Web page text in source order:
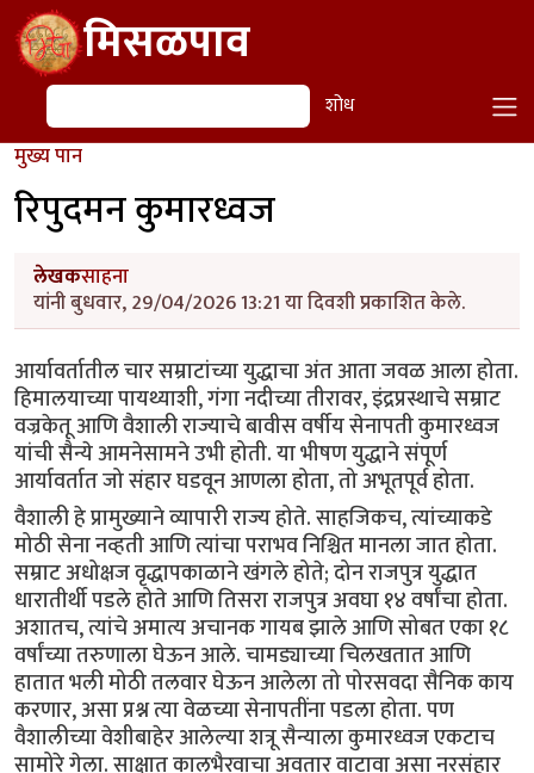
Skip to main contentमिसळपाव
शोध शोध
मुख्य पान
रिपुदमन कुमारध्वज
लेखकसाहना
यांनी बुधवार, 29/04/2026 13:21 या दिवशी प्रकाशित केले.
आर्यावर्तातील चार सम्राटांच्या युद्धाचा अंत आता जवळ आला होता.
हिमालयाच्या पायथ्याशी, गंगा नदीच्या तीरावर, इंद्रप्रस्थाचे सम्राट
वज्रकेतू आणि वैशाली राज्याचे बावीस वर्षीय सेनापती कुमारध्वज
यांची सैन्ये आमनेसामने उभी होती. या भीषण युद्धाने संपूर्ण
आर्यावर्तात जो संहार घडवून आणला होता, तो अभूतपूर्व होता.
वैशाली हे प्रामुख्याने व्यापारी राज्य होते. साहजिकच, त्यांच्याकडे
मोठी सेना नव्हती आणि त्यांचा पराभव निश्चित मानला जात होता.
सम्राट अधोक्षज वृद्धापकाळाने खंगले होते; दोन राजपुत्र युद्धात
धारातीर्थी पडले होते आणि तिसरा राजपुत्र अवघा १४ वर्षांचा होता.
अशातच, त्यांचे अमात्य अचानक गायब झाले आणि सोबत एका १८
वर्षांच्या तरुणाला घेऊन आले. चामड्याच्या चिलखतात आणि
हातात भली मोठी तलवार घेऊन आलेला तो पोरसवदा सैनिक काय
करणार, असा प्रश्न त्या वेळच्या सेनापतींना पडला होता. पण
वैशालीच्या वेशीबाहेर आलेल्या शत्रू सैन्याला कुमारध्वज एकटाच
सामोरे गेला. साक्षात कालभैरवाचा अवतार वाटावा असा नरसंहार